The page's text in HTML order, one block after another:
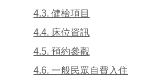
4.3. 健檢項目
4.4. 床位資訊
4.5. 預約參觀
4.6. 一般民眾自費入住